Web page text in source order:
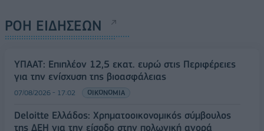
ΡΟΗ ΕΙΔΗΣΕΩΝ
ΥΠΑΑΤ: Επιπλέον 12,5 εκατ. ευρώ στις Περιφέρειες
για την ενίσχυση της βιοασφάλειας
07/08/2026 - 17:02 ΟΙΚΟΝΟΜΙΑ
Deloitte Ελλάδος: Χρηματοοικονομικός σύμβουλος
της ΔΕΗ για την είσοδο στην πολωνική αγορά